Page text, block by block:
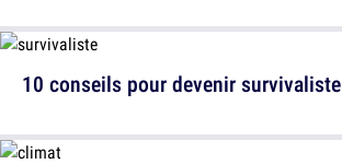
10 conseils pour devenir survivaliste